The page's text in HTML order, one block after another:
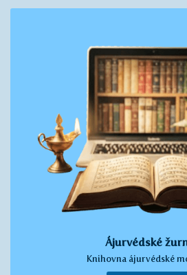
Ájurvédské
Knihovna ájurvédské